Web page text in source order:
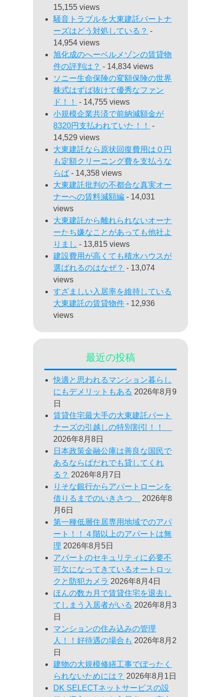
15,155 views
騒音トラブルを大東建託パートナ
ーズはどう対処している？ -
14,954 views
旭化成のへーベルメゾンの賃貸物
件の評判は？ - 14,834 views
ソニー生命保険の変額保険の世界
株式はずば抜けて優秀なファン
ド！！
- 14,755 views
小規模企業共済で前納減額金が
8320円支払われていた！！
-
14,529 views
大東建託なら原状回復費用は０円
も定額クリーニング費を支払うな
らば - 14,358 views
大東建託批判の不都合な真実オー
ナーへの賃料減額編 - 14,031
views
大東建託から離れられないオーナ
ーたち嫌なことがあっても他社よ
りまし - 13,815 views
建設費用が高くても積水ハウスが
選ばれるのはなぜ？ - 13,074
views
すざましい入居率を維持している
大東建託の賃貸物件 - 12,936
views
最近の投稿
快適と思われるマンション暮らし
にもデメリットもある 2026年8月9
日
賃貸住宅最大手の大東建託パート
ナーズの引越しの特別割引！！
2026年8月8日
日本政策金融公庫は善良な国民で
あるならばだれでも貸してくれ
る？ 2026年8月7日
りそな銀行からアパートローンを
借りるまでのいきさつ
2026年8
月6日
第一種低層住居専用地域でのアパ
ート！！４階以上のアパートは無
理 2026年8月5日
アパートのセキュリティに必要不
可欠になってきているオートロッ
クと防犯カメラ 2026年8月4日
ほんの数カ月で賃貸住宅を退去し
てしまう入居者がいる 2026年8月3
日
マンションの住み込みの管理
人！！好待遇の場合も 2026年8月2
日
建物の大規模修繕工事でぼったく
られないためには？ 2026年8月1日
DK SELECTネットサービスの設